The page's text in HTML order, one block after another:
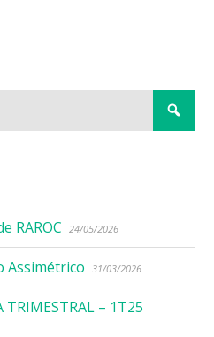
RAROC 24/05/2026
Assimétrico 31/03/2026
TRIMESTRAL – 1T25